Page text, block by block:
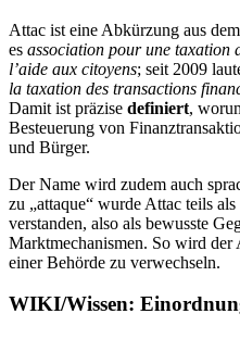
Attac ist eine Abkürzung aus
es association pour une taxation
l’aide aux citoyens; seit 2009
la taxation des transactions
Damit ist präzise definiert,
Besteuerung von
und Bürger.
Der Name wird zudem auch
zu „attaque“ wurde Attac teils
verstanden, also als bewusste
Marktmechanismen. So wird der
einer Behörde zu verwechseln.
WIKI/Wissen: